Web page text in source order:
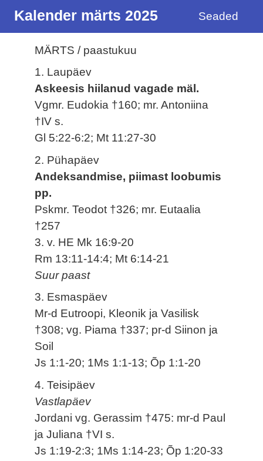
Kalender märts 2025 Seaded
MÄRTS / paastukuu
1. Laupäev
Askeesis hiilanud vagade mäl.
Vgmr. Eudokia †160; mr. Antoniina
†IV s.
Gl 5:22-6:2; Mt 11:27-30
2. Pühapäev
Andeksandmise, piimast loobumis
pp.
Pskmr. Teodot †326; mr. Eutaalia
†257
3. v. HE Mk 16:9-20
Rm 13:11-14:4; Mt 6:14-21
Suur paast
3. Esmaspäev
Mr-d Eutroopi, Kleonik ja Vasilisk
†308; vg. Piama †337; pr-d Siinon ja
Soil
Js 1:1-20; 1Ms 1:1-13; Õp 1:1-20
4. Teisipäev
Vastlapäev
Jordani vg. Gerassim †475: mr-d Paul
ja Juliana †VI s.
Js 1:19-2:3; 1Ms 1:14-23; Õp 1:20-33